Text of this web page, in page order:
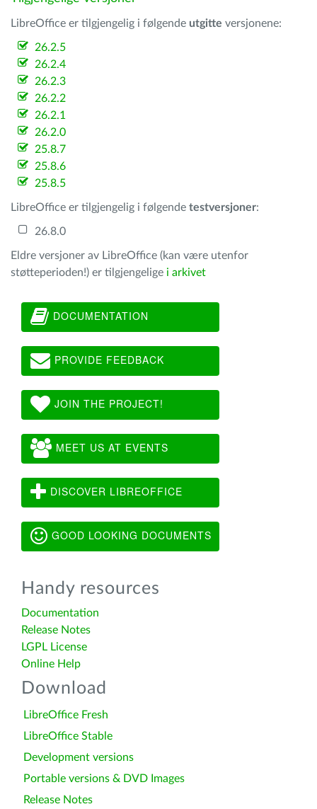
LibreOffice er tilgjengelig i følgende utgitte versjonene:
26.2.5
26.2.4
26.2.3
26.2.2
26.2.1
26.2.0
25.8.7
25.8.6
25.8.5
LibreOffice er tilgjengelig i følgende testversjoner:
26.8.0
Eldre versjoner av LibreOffice (kan være utenfor
støtteperioden!) er tilgjengelige i arkivet
DOCUMENTATION
PROVIDE FEEDBACK
JOIN THE PROJECT!
MEET US AT EVENTS
DISCOVER LIBREOFFICE
GOOD LOOKING DOCUMENTS
Handy resources
Documentation
Release Notes
LGPL License
Online Help
Download
LibreOffice Fresh
LibreOffice Stable
Development versions
Portable versions & DVD Images
Release Notes